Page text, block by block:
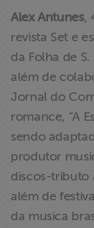
Alex Antunes,
revista Set e
da Folha de
além de
Jornal do
romance, “A
sendo
produtor
discos-tributo
além de
da musica